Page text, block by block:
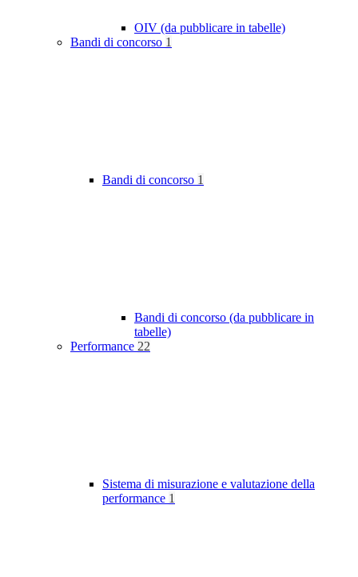
OIV (da pubblicare in tabelle)
Bandi di concorso 1
Bandi di concorso 1
Bandi di concorso (da pubblicare in
tabelle)
Performance 22
Sistema di misurazione e valutazione della
performance 1